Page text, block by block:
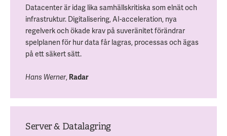
Datacenter är idag lika samhällskritiska som elnät och
infrastruktur. Digitalisering, AI-acceleration, nya
regelverk och ökade krav på suveränitet förändrar
spelplanen för hur data får lagras, processas och ägas
på ett säkert sätt.
Hans Werner, Radar
Server & Datalagring